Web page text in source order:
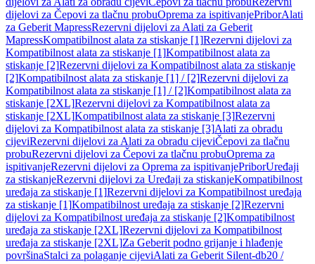
dijelovi za Čepovi za tlačnu probuOprema za ispitivanjePriborAlati
za Geberit MapressRezervni dijelovi za Alati za Geberit
MapressKompatibilnost alata za stiskanje [1]Rezervni dijelovi za
Kompatibilnost alata za stiskanje [1]Kompatibilnost alata za
stiskanje [2]Rezervni dijelovi za Kompatibilnost alata za stiskanje
[2]Kompatibilnost alata za stiskanje [1] / [2]Rezervni dijelovi za
Kompatibilnost alata za stiskanje [1] / [2]Kompatibilnost alata za
stiskanje [2XL]Rezervni dijelovi za Kompatibilnost alata za
stiskanje [2XL]Kompatibilnost alata za stiskanje [3]Rezervni
dijelovi za Kompatibilnost alata za stiskanje [3]Alati za obradu
cijeviRezervni dijelovi za Alati za obradu cijeviČepovi za tlačnu
probuRezervni dijelovi za Čepovi za tlačnu probuOprema za
ispitivanjeRezervni dijelovi za Oprema za ispitivanjePriborUređaji
za stiskanjeRezervni dijelovi za Uređaji za stiskanjeKompatibilnost
uređaja za stiskanje [1]Rezervni dijelovi za Kompatibilnost uređaja
za stiskanje [1]Kompatibilnost uređaja za stiskanje [2]Rezervni
dijelovi za Kompatibilnost uređaja za stiskanje [2]Kompatibilnost
uređaja za stiskanje [2XL]Rezervni dijelovi za Kompatibilnost
uređaja za stiskanje [2XL]Za Geberit podno grijanje i hlađenje
površinaStalci za polaganje cijeviAlati za Geberit Silent-db20 /